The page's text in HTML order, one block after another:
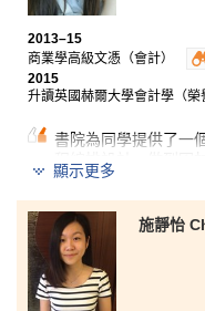
2013–15
商業學高級文憑（會計）
2015
升讀英國赫爾大學會計學（
書院為同學提供了一
程編排設計，做到因
心教學，樂於在課堂
常關心我們的學習進
見以協助我們解決困
會計師公會（ACCA
比賽』，訓練分析解
的是，兩年間認識了
結交不少好友。
顯示更多
施靜怡